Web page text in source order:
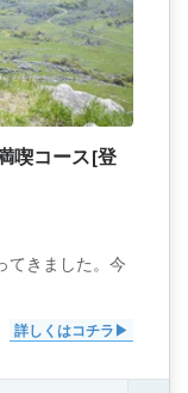
喫コース[登
てきました。今
詳しくはコチラ